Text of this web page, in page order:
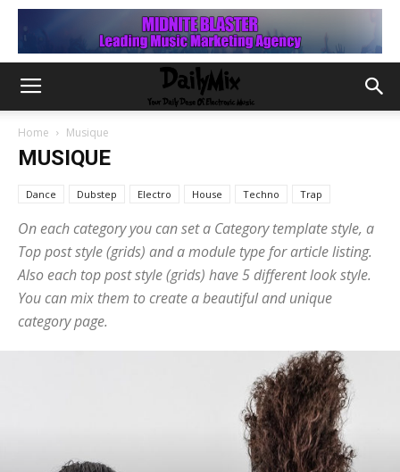
Home Musique
MUSIQUE
Dance Dubstep Electro House Techno Trap
On each category you can set a Category template style, a
Top post style (grids) and a module type for article listing.
Also each top post style (grids) have 5 different look style.
You can mix them to create a beautiful and unique
category page.